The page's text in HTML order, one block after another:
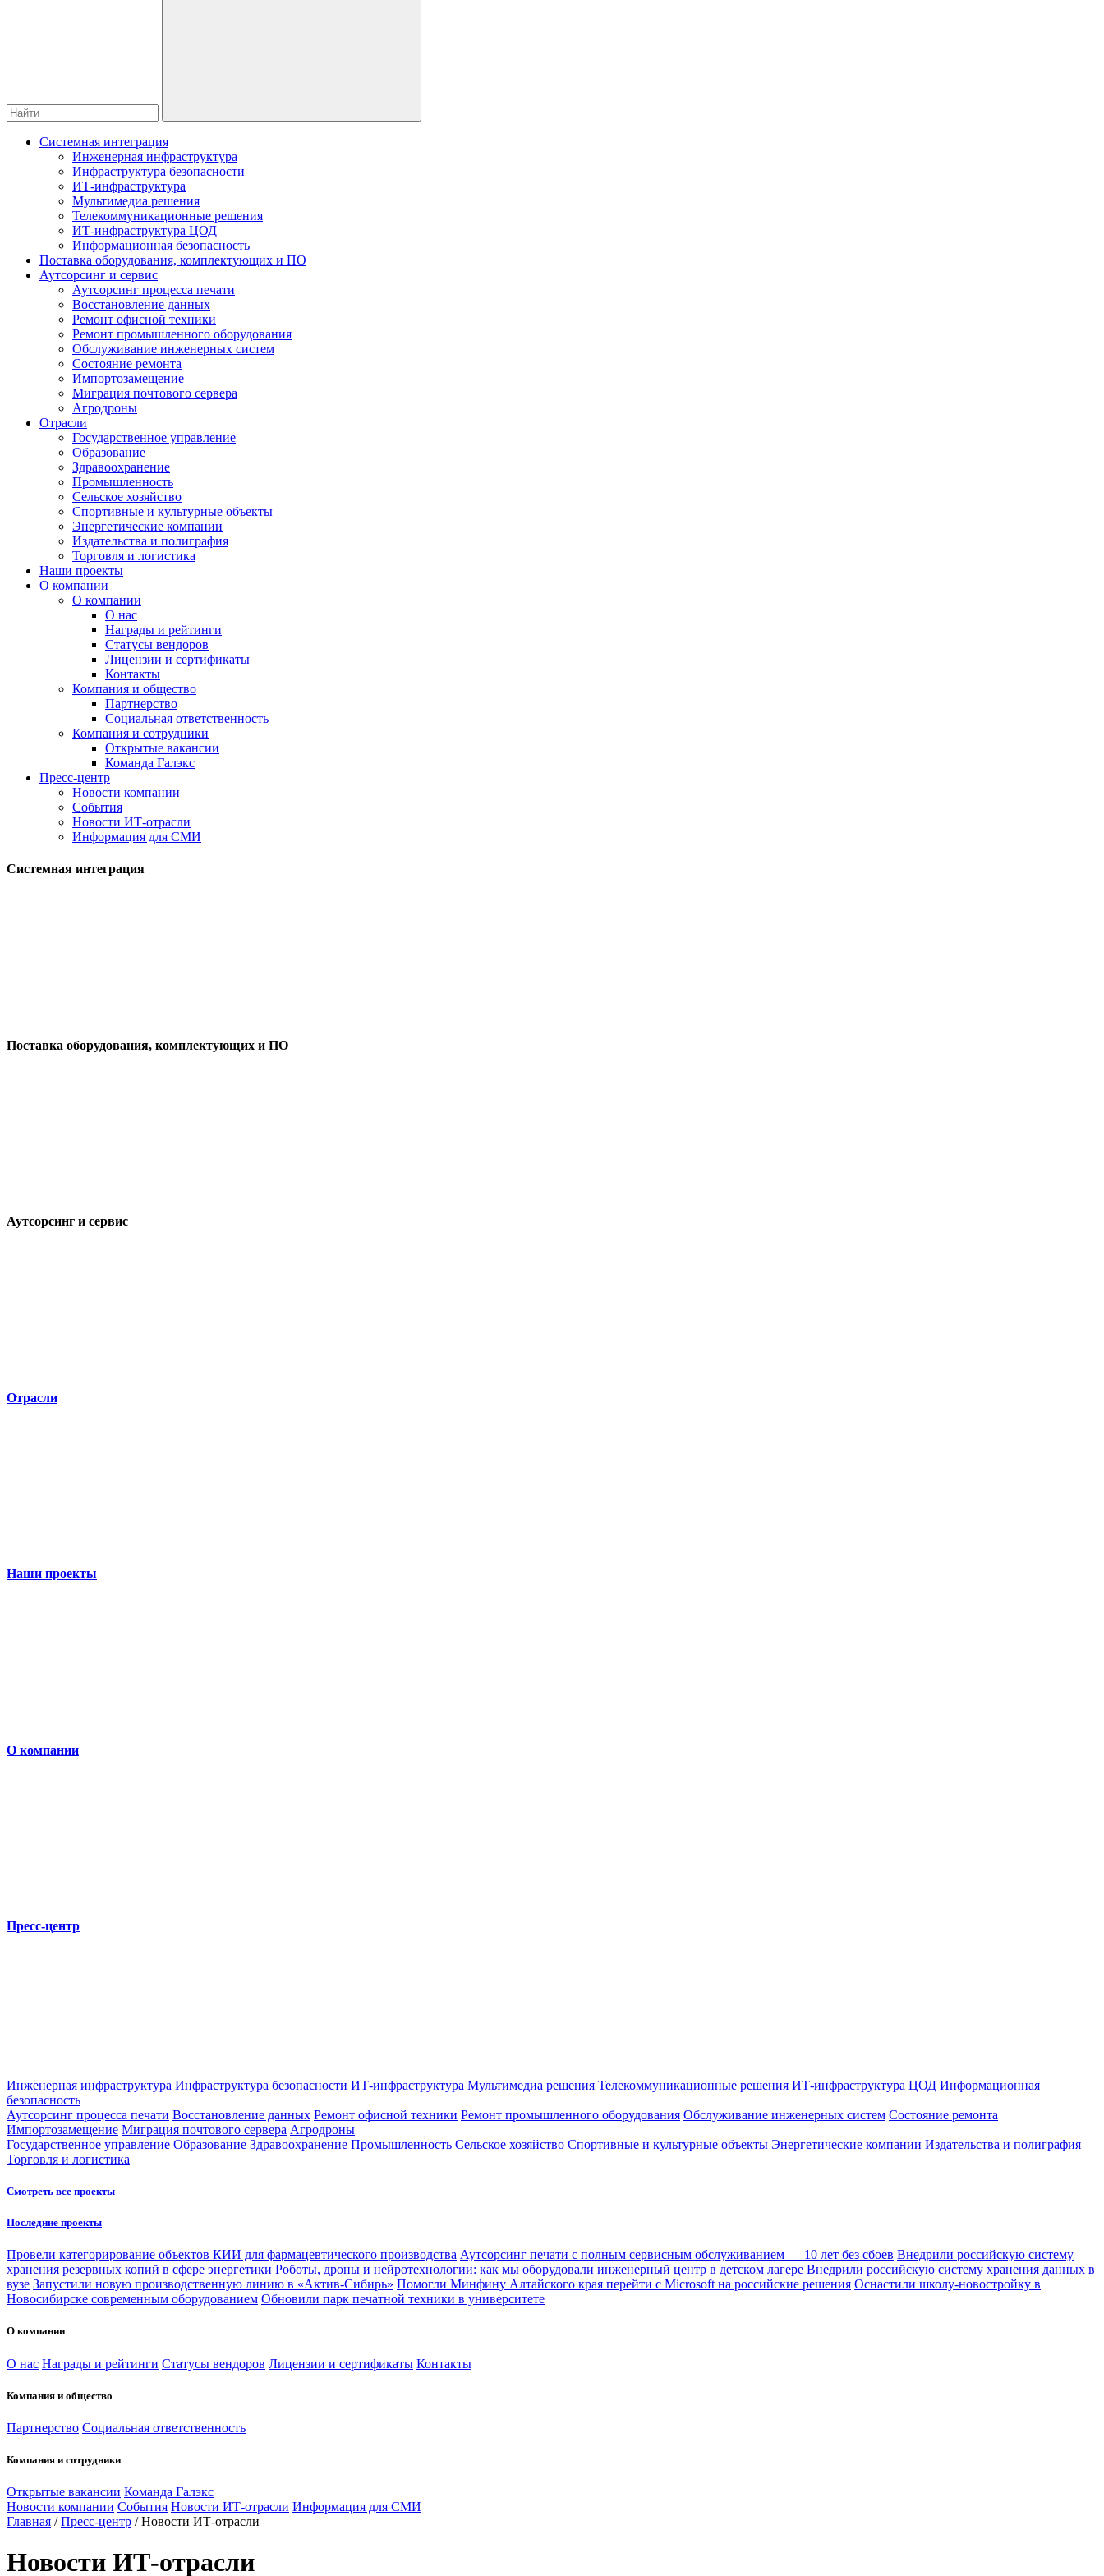
Системная интеграция
Инженерная инфраструктура
Инфраструктура безопасности
ИТ-инфраструктура
Мультимедиа решения
Телекоммуникационные решения
ИТ-инфраструктура ЦОД
Информационная безопасность
Поставка оборудования, комплектующих и ПО
Аутсорсинг и сервис
Аутсорсинг процесса печати
Восстановление данных
Ремонт офисной техники
Ремонт промышленного оборудования
Обслуживание инженерных систем
Состояние ремонта
Импортозамещение
Миграция почтового сервера
Агродроны
Отрасли
Государственное управление
Образование
Здравоохранение
Промышленность
Сельское хозяйство
Спортивные и культурные объекты
Энергетические компании
Издательства и полиграфия
Торговля и логистика
Наши проекты
О компании
О компании
О нас
Награды и рейтинги
Статусы вендоров
Лицензии и сертификаты
Контакты
Компания и общество
Партнерство
Социальная ответственность
Компания и сотрудники
Открытые вакансии
Команда Галэкс
Пресс-центр
Новости компании
События
Новости ИТ-отрасли
Информация для СМИ
Системная интеграция
Поставка оборудования, комплектующих и ПО
Аутсорсинг и сервис
Отрасли
Наши проекты
О компании
Пресс-центр
Инженерная инфраструктура Инфраструктура безопасности ИТ-инфраструктура Мультимедиа решения Телекоммуникационные решения ИТ-инфраструктура ЦОД Информационная
безопасность
Аутсорсинг процесса печати Восстановление данных Ремонт офисной техники Ремонт промышленного оборудования Обслуживание инженерных систем Состояние ремонта
Импортозамещение Миграция почтового сервера Агродроны
Государственное управление Образование Здравоохранение Промышленность Сельское хозяйство Спортивные и культурные объекты Энергетические компании Издательства и полиграфия
Торговля и логистика
Смотреть все проекты
Последние проекты
Провели категорирование объектов КИИ для фармацевтического производства Аутсорсинг печати с полным сервисным обслуживанием — 10 лет без сбоев Внедрили российскую систему
хранения резервных копий в сфере энергетики Роботы, дроны и нейротехнологии: как мы оборудовали инженерный центр в детском лагере Внедрили российскую систему хранения данных в
вузе Запустили новую производственную линию в «Актив-Сибирь» Помогли Минфину Алтайского края перейти с Microsoft на российские решения Оснастили школу-новостройку в
Новосибирске современным оборудованием Обновили парк печатной техники в университете
О компании
О нас Награды и рейтинги Статусы вендоров Лицензии и сертификаты Контакты
Компания и общество
Партнерство Социальная ответственность
Компания и сотрудники
Открытые вакансии Команда Галэкс
Новости компании События Новости ИТ-отрасли Информация для СМИ
Главная / Пресс-центр / Новости ИТ-отрасли
Новости ИТ-отрасли